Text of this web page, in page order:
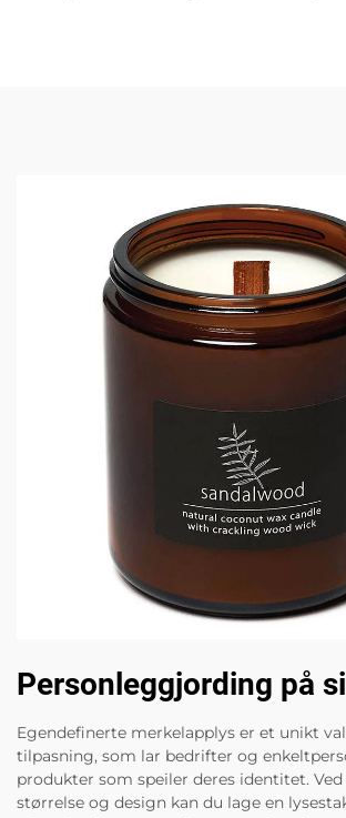
Personleggjording på
Egendefinerte merkelapplys er et unikt
tilpasning, som lar bedrifter og
produkter som speiler deres identitet.
størrelse og design kan du lage en